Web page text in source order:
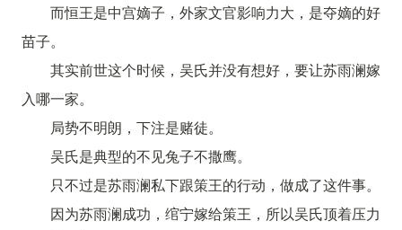
而恒王是中宫嫡子，外家文官影响力大，是夺嫡的好
苗子。
其实前世这个时候，吴氏并没有想好，要让苏雨澜嫁
入哪一家。
局势不明朗，下注是赌徒。
吴氏是典型的不见兔子不撒鹰。
只不过是苏雨澜私下跟策王的行动，做成了这件事。
因为苏雨澜成功，绾宁嫁给策王，所以吴氏顶着压力